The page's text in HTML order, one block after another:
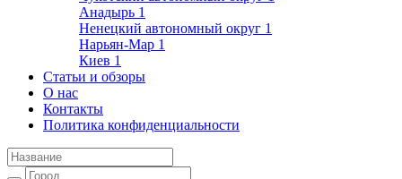
Анадырь 1
Ненецкий автономный округ 1
Нарьян-Мар 1
Киев 1
Статьи и обзоры
О нас
Контакты
Политика конфиденциальности